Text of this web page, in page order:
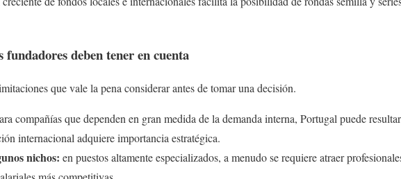
deben tener en cuenta
que vale la pena considerar antes de tomar una decisión.
compañías que dependen en gran medida de la demanda interna, Portugal puede resultar
internacional adquiere importancia estratégica.
nichos: en puestos altamente especializados, a menudo se requiere atraer